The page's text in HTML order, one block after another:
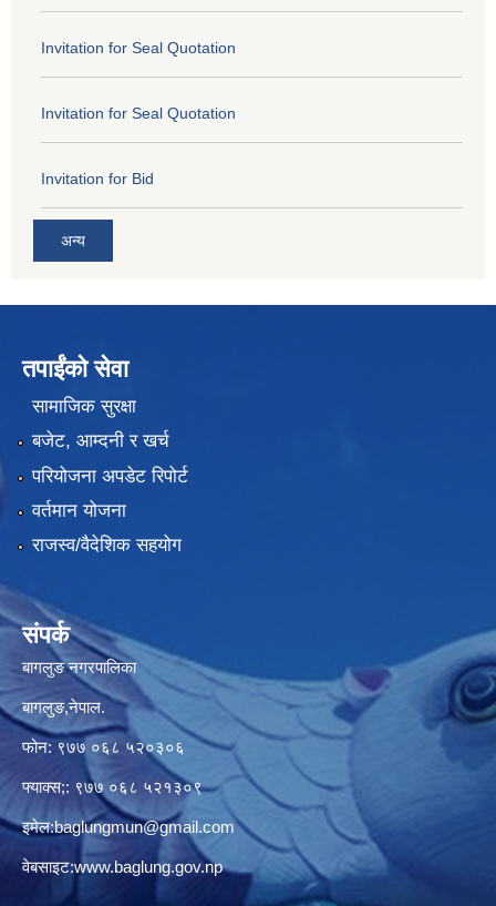
Invitation for Seal Quotation
Invitation for Seal Quotation
Invitation for Bid
अन्य
तपाईंको सेवा
सामाजिक सुरक्षा
बजेट, आम्दनी र खर्च
परियोजना अपडेट रिपोर्ट
वर्तमान योजना
राजस्व/वैदेशिक सहयोग
संपर्क
बागलुङ नगरपालिका
बागलुङ,नेपाल.
फोन: ९७७ ०६८ ५२०३०६
फ्याक्स;: ९७७ ०६८ ५२१३०९
इमेल:baglungmun@gmail.com
वेबसाइट:www.baglung.gov.np